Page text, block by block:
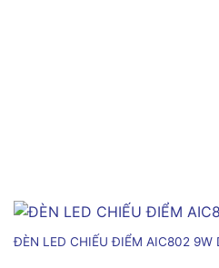
ĐÈN LED CHIẾU ĐIỂM AIC802 9W